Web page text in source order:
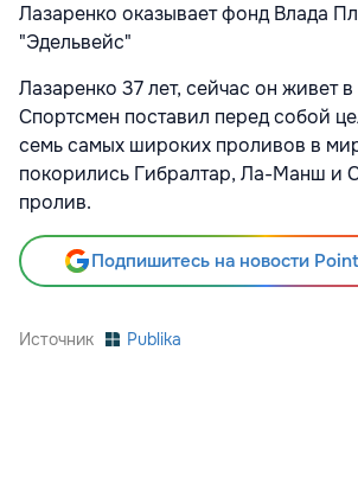
Лазаренко оказывает фонд Влада
"Эдельвейс"
Лазаренко 37 лет, сейчас он живет
Спортсмен поставил перед собой
семь самых широких проливов в
покорились Гибралтар, Ла-Манш и
пролив.
Подпишитесь на новости
Источник Publika